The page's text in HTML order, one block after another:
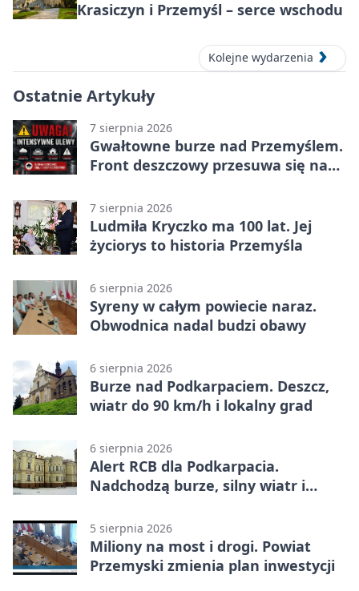
Krasiczyn i Przemyśl – serce wschodu
Kolejne wydarzenia
Ostatnie Artykuły
7 sierpnia 2026
Gwałtowne burze nad Przemyślem.
Front deszczowy przesuwa się na
7 sierpnia 2026
Ludmiła Kryczko ma 100 lat. Jej
życiorys to historia Przemyśla
6 sierpnia 2026
Syreny w całym powiecie naraz.
Obwodnica nadal budzi obawy
6 sierpnia 2026
Burze nad Podkarpaciem. Deszcz,
wiatr do 90 km/h i lokalny grad
6 sierpnia 2026
Alert RCB dla Podkarpacia.
Nadchodzą burze, silny wiatr i
5 sierpnia 2026
Miliony na most i drogi. Powiat
Przemyski zmienia plan inwestycji